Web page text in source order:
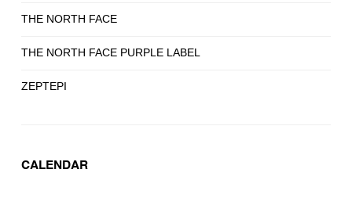
THE NORTH FACE
THE NORTH FACE PURPLE LABEL
ZEPTEPI
CALENDAR